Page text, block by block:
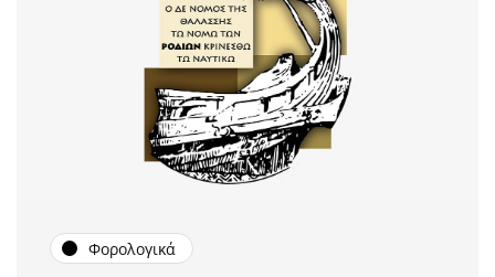
Φορολογικά